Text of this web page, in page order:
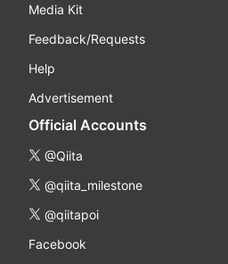
Media Kit
Feedback/Requests
Help
Advertisement
Official Accounts
@Qiita
@qiita_milestone
@qiitapoi
Facebook